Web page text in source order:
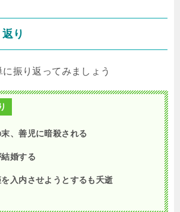
り
振り返ってみましょう
、善児に暗殺される
婚する
入内させようとするも夭逝